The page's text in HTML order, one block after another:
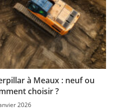
à Meaux : neuf ou
choisir ?
2026